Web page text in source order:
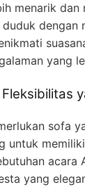
menarik dan
dengan
yang
sofa
untuk
acara
yang